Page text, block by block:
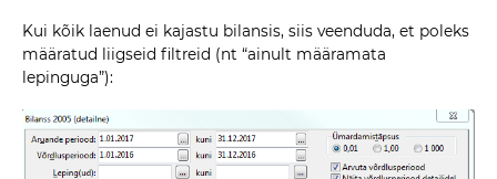
Kui kõik laenud ei kajastu bilansis, siis veenduda, et poleks
määratud liigseid filtreid (nt “ainult määramata
lepinguga”):